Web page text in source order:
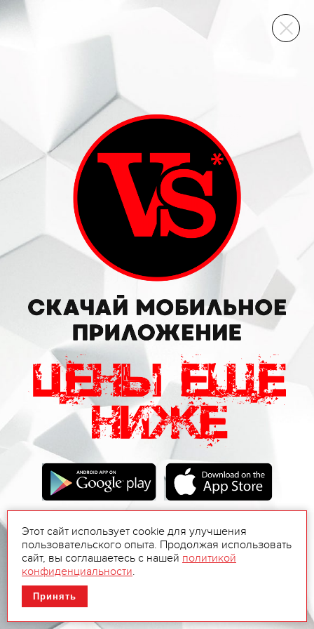
ВИННЫЙ СКЛАД
Этот сайт использует cookie для улучшения
пользовательского опыта. Продолжая использовать
сайт, вы соглашаетесь с нашей политикой
конфиденциальности.
Принять